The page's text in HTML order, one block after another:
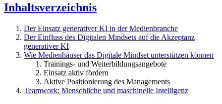
Inhaltsverzeichnis
Der Einsatz generativer KI in der Medienbranche
Der Einfluss des Digitalen Mindsets auf die Akzeptanz
generativer KI
Wie Medienhäuser das Digitale Mindset unterstützen können
Trainings- und Weiterbildungsangebote
Einsatz aktiv fördern
Aktive Positionierung des Managements
Teamwork: Menschliche und maschinelle Intelligenz